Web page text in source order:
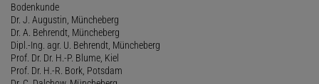
Bodenkunde
Dr. J. Augustin, Müncheberg
Dr. A. Behrendt, Müncheberg
Dipl.-Ing. agr. U. Behrendt, Müncheberg
Prof. Dr. Dr. H.-P. Blume, Kiel
Prof. Dr. H.-R. Bork, Potsdam